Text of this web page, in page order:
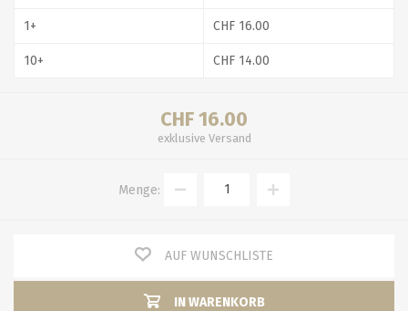
1+
10+
CHF 16.00
CHF 14.00
CHF 16.00
exklusive Versand
Menge:
AUF WUNSCHLISTE
IN WARENKORB